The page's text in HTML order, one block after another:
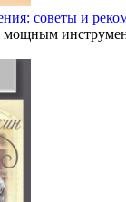
советы и
мощным